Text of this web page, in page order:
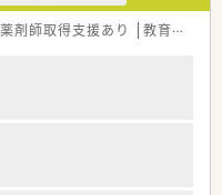
。福利厚生が十分に整ってお
感じられるなど生活サービス
て働けます。
得するなど先進的な取り組
剤師取得支援あり 教育制度あり